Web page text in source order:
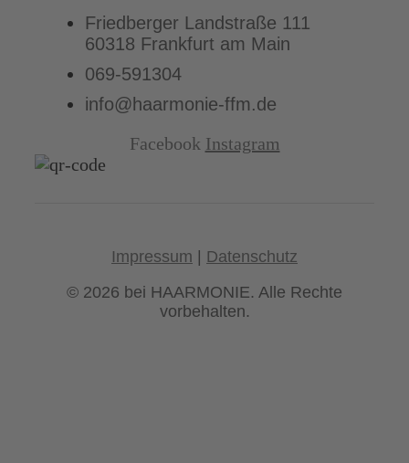
Friedberger Landstraße 111
60318 Frankfurt am Main
069-591304
info@haarmonie-ffm.de
Facebook Instagram
Impressum
Datenschutz
© 2026 bei HAARMONIE. Alle Rechte
vorbehalten.